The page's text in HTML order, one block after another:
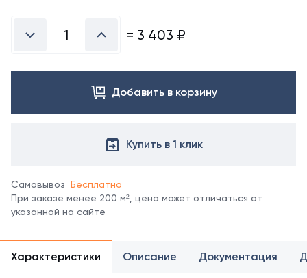
цвета
справочнике
цветов
RAL.
*
цвета
может
не
полностью
оттенку.
= 3 403 ₽
Добавить в корзину
Купить в 1 клик
Самовывоз Бесплатно
При заказе менее 200 м², цена может отличаться от
указанной на сайте
Характеристики Описание Документация